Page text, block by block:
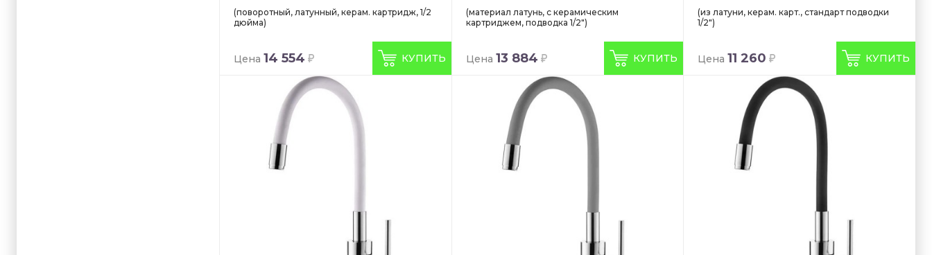
(поворотный, латунный, керам. картридж, 1/2
дюйма)
Цена 14 554 КУПИТЬ
(материал латунь, с керамическим
картриджем, подводка 1/2")
Цена 13 884 КУПИТЬ
(из латуни, керам. карт., стандарт подводки
1/2")
Цена 11 260 КУПИТЬ